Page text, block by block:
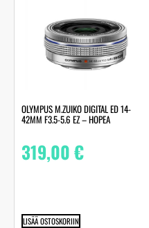
OLYMPUS M.ZUIKO DIGITAL ED 14-
42MM F3.5-5.6 EZ – HOPEA
319,00€
LISÄÄ OSTOSKORIIN